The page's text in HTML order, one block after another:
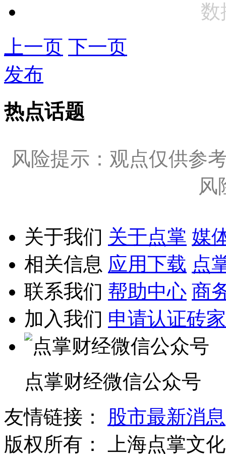
数
上一页 下一页
发布
热点话题
风险提示：观点仅供参
风
关于我们 关于点掌 媒
相关信息 应用下载 点
联系我们 帮助中心 商
加入我们 申请认证砖家
点掌财经微信公众号
友情链接：
股市最新消息
版权所有：
上海点掌文